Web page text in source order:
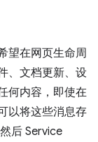
望在网页生命周
、文档更新、设
何内容，即使在
以将这些消息存
后 Service